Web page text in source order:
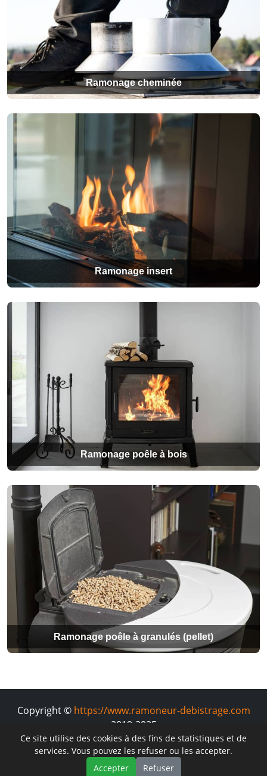
Ramonage cheminée
Ramonage insert
Ramonage poêle à bois
Ramonage poêle à granulés (pellet)
Copyright © https://www.ramoneur-debistrage.com
2019-2025
Ce site utilise des cookies à des fins de statistiques et de
services. Vous pouvez les refuser ou les accepter.
Accepter
Refuser